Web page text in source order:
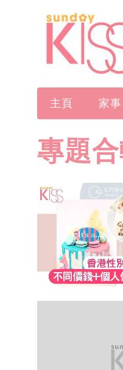
主頁 家事
專題合